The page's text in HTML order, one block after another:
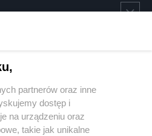
partnerów oraz inne
dostęp i
na urządzeniu oraz
takie jak unikalne